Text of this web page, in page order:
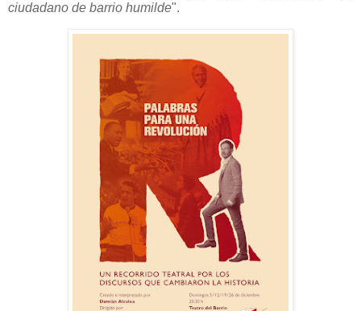
ciudadano de barrio humilde".